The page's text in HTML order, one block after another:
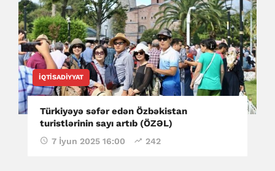
İQTISADIYYAT
Türkiyəyə səfər edən Özbəkistan
turistlərinin sayı artıb (ÖZƏL)
7 İyun 2025 16:00 242